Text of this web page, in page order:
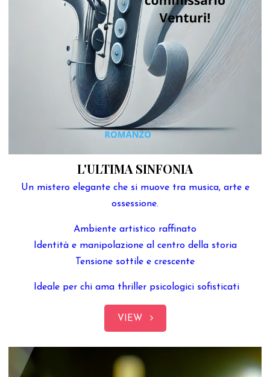
L'ULTIMA SINFONIA
Un mistero elegante che si muove tra musica, arte e
ossessione.
Ambiente artistico raffinato
Identità e manipolazione al centro della storia
Tensione sottile e crescente
Ideale per chi ama thriller psicologici sofisticati
VIEW